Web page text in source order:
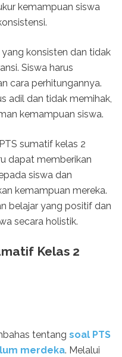
kemampuan siswa
konsisten dan tidak
Siswa harus
cara perhitungannya.
adil dan tidak memihak,
kemampuan siswa.
sumatif kelas 2
dapat memberikan
siswa dan
kemampuan mereka.
belajar yang positif dan
secara holistik.
Kelas 2
tentang soal PTS
merdeka. Melalui